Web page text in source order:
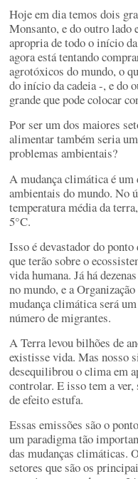
Hoje em dia temos dois
Monsanto, e do outro lado
apropria de todo o início
agora está tentando
agrotóxicos do mundo, o
do início da cadeia -, e do
grande que pode colocar
Por ser um dos maiores
alimentar também seria
problemas ambientais?
A mudança climática é um
ambientais do mundo. No
temperatura média da
5°C.
Isso é devastador do
que terão sobre o
vida humana. Já há
no mundo, e a
mudança climática será
número de migrantes.
A Terra levou bilhões de
existisse vida. Mas nosso
desequilibrou o clima em
controlar. E isso tem a ver,
de efeito estufa.
Essas emissões são o
um paradigma tão
das mudanças climáticas.
setores que são os